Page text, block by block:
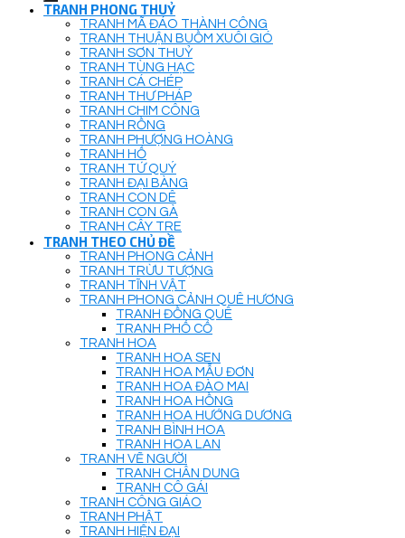
TRANH PHONG THUỶ
TRANH MÃ ĐÁO THÀNH CÔNG
TRANH THUẬN BUỒM XUÔI GIÓ
TRANH SƠN THUỶ
TRANH TÙNG HẠC
TRANH CÁ CHÉP
TRANH THƯ PHÁP
TRANH CHIM CÔNG
TRANH RỒNG
TRANH PHƯỢNG HOÀNG
TRANH HỔ
TRANH TỨ QUÝ
TRANH ĐẠI BÀNG
TRANH CON DÊ
TRANH CON GÀ
TRANH CÂY TRE
TRANH THEO CHỦ ĐỀ
TRANH PHONG CẢNH
TRANH TRỪU TƯỢNG
TRANH TĨNH VẬT
TRANH PHONG CẢNH QUÊ HƯƠNG
TRANH ĐỒNG QUÊ
TRANH PHỐ CỔ
TRANH HOA
TRANH HOA SEN
TRANH HOA MẪU ĐƠN
TRANH HOA ĐÀO MAI
TRANH HOA HỒNG
TRANH HOA HƯỚNG DƯƠNG
TRANH BÌNH HOA
TRANH HOA LAN
TRANH VẼ NGƯỜI
TRANH CHÂN DUNG
TRANH CÔ GÁI
TRANH CÔNG GIÁO
TRANH PHẬT
TRANH HIỆN ĐẠI